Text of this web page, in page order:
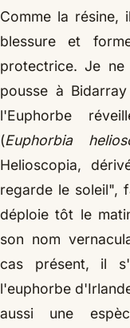
Comme la résine,
blessure et
protectrice. Je ne
pousse à
l'Euphorbe
(Euphorbia
Helioscopia,
regarde le soleil",
déploie tôt le
son nom
cas présent, il
l'euphorbe
aussi une